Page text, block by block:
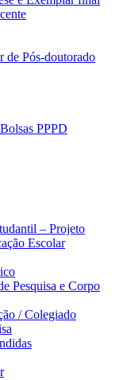
de Pós-doutorado
PPPD
– Projeto
Escolar
Pesquisa e Corpo
/ Colegiado